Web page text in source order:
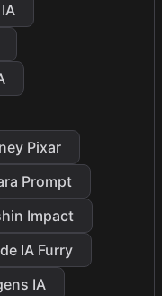
Pixar
Prompt
Impact
IA Furry
IA